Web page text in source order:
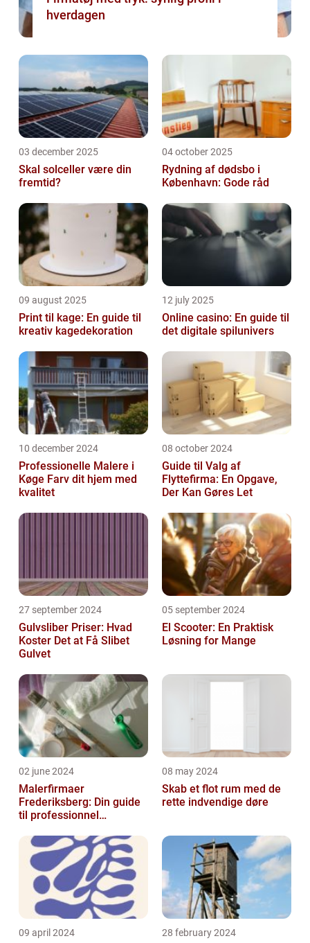
hverdagen
03 december 2025
Skal solceller være din
fremtid?
04 october 2025
Rydning af dødsbo i
København: Gode råd
09 august 2025
Print til kage: En guide til
kreativ kagedekoration
12 july 2025
Online casino: En guide til
det digitale spilunivers
10 december 2024
Professionelle Malere i
Køge Farv dit hjem med
kvalitet
08 october 2024
Guide til Valg af
Flyttefirma: En Opgave,
Der Kan Gøres Let
27 september 2024
Gulvsliber Priser: Hvad
Koster Det at Få Slibet
Gulvet
05 september 2024
El Scooter: En Praktisk
Løsning for Mange
02 june 2024
Malerfirmaer
Frederiksberg: Din guide
til professionnel
08 may 2024
Skab et flot rum med de
rette indvendige døre
09 april 2024 28 february 2024